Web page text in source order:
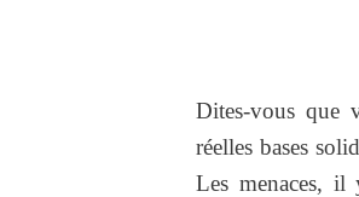
Dites-vous que
réelles bases
Les menaces,